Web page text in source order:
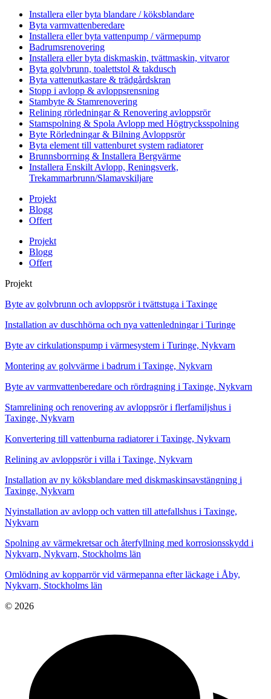
Installera eller byta blandare / köksblandare
Byta varmvattenberedare
Installera eller byta vattenpump / värmepump
Badrumsrenovering
Installera eller byta diskmaskin, tvättmaskin, vitvaror
Byta golvbrunn, toalettstol & takdusch
Byta vattenutkastare & trädgårdskran
Stopp i avlopp & avloppsrensning
Stambyte & Stamrenovering
Relining rörledningar & Renovering avloppsrör
Stamspolning & Spola Avlopp med Högtrycksspolning
Byte Rörledningar & Bilning Avloppsrör
Byta element till vattenburet system radiatorer
Brunnsborrning & Installera Bergvärme
Installera Enskilt Avlopp, Reningsverk,
Trekammarbrunn/Slamavskiljare
Projekt
Blogg
Offert
Projekt
Blogg
Offert
Projekt
Byte av golvbrunn och avloppsrör i tvättstuga i Taxinge
Installation av duschhörna och nya vattenledningar i Turinge
Byte av cirkulationspump i värmesystem i Turinge, Nykvarn
Montering av golvvärme i badrum i Taxinge, Nykvarn
Byte av varmvattenberedare och rördragning i Taxinge, Nykvarn
Stamrelining och renovering av avloppsrör i flerfamiljshus i
Taxinge, Nykvarn
Konvertering till vattenburna radiatorer i Taxinge, Nykvarn
Relining av avloppsrör i villa i Taxinge, Nykvarn
Installation av ny köksblandare med diskmaskinsavstängning i
Taxinge, Nykvarn
Nyinstallation av avlopp och vatten till attefallshus i Taxinge,
Nykvarn
Spolning av värmekretsar och återfyllning med korrosionsskydd i
Nykvarn, Nykvarn, Stockholms län
Omlödning av kopparrör vid värmepanna efter läckage i Åby,
Nykvarn, Stockholms län
© 2026